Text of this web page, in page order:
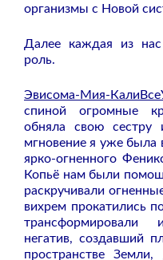
организмы с Новой
Далее каждая из
роль.
Эвисома-Мия-
спиной огромные
обняла свою сестру
мгновение я уже была
ярко-огненного
Копьё нам были
раскручивали
вихрем прокатились
трансформировали
негатив, создавший
пространстве